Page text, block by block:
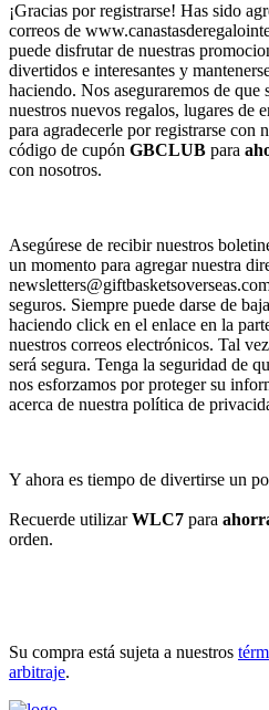
¡Gracias por registrarse! Has sido
correos de
puede disfrutar de nuestras
divertidos e interesantes y
haciendo. Nos aseguraremos de que
nuestros nuevos regalos, lugares de
para agradecerle por registrarse con
código de cupón GBCLUB para
con nosotros.
Asegúrese de recibir nuestros
un momento para agregar nuestra
seguros. Siempre puede darse de
haciendo click en el enlace en la
nuestros correos electrónicos. Tal
será segura. Tenga la seguridad de
nos esforzamos por proteger su
acerca de nuestra política de
Y ahora es tiempo de divertirse un
Recuerde utilizarWLC7 para
orden.
Su compra está sujeta a nuestros
arbitraje.